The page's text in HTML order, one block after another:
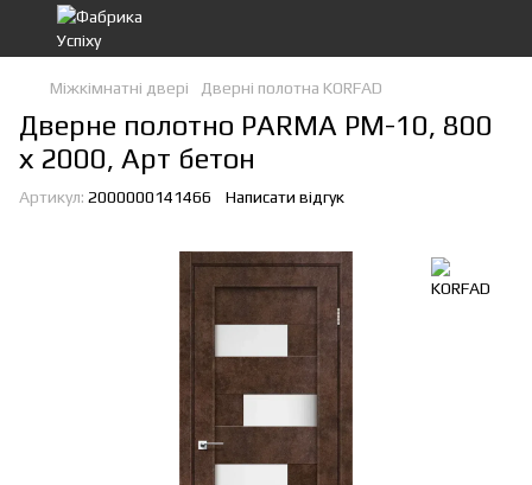
Міжкімнатні двері Дверні полотна KORFAD
Дверне полотно PARMA PМ-10, 800
х 2000, Арт бетон
Артикул: 2000000141466 Написати відгук